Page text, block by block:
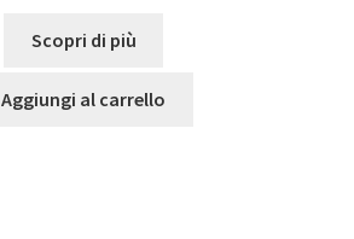
Scopri di più
Aggiungi al carrello